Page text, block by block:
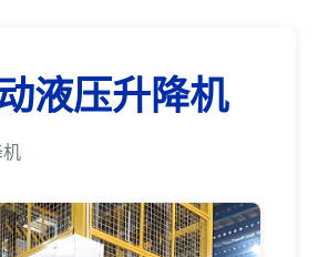
液压升降机
机